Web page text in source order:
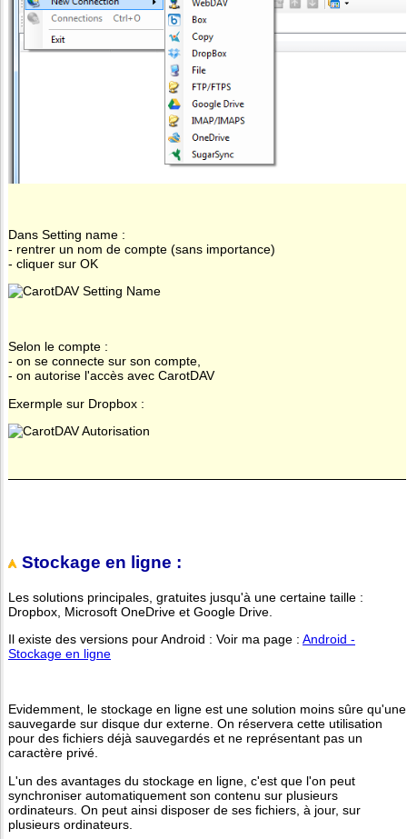
Dans Setting name :
- rentrer un nom de compte (sans importance)
- cliquer sur OK
Selon le compte :
- on se connecte sur son compte,
- on autorise l'accès avec CarotDAV
Exermple sur Dropbox :
Stockage en ligne :
Les solutions principales, gratuites jusqu'à une certaine taille :
Dropbox, Microsoft OneDrive et Google Drive.
Il existe des versions pour Android : Voir ma page : Android -
Stockage en ligne
Evidemment, le stockage en ligne est une solution moins sûre qu'une
sauvegarde sur disque dur externe. On réservera cette utilisation
pour des fichiers déjà sauvegardés et ne représentant pas un
caractère privé.
L'un des avantages du stockage en ligne, c'est que l'on peut
synchroniser automatiquement son contenu sur plusieurs
ordinateurs. On peut ainsi disposer de ses fichiers, à jour, sur
plusieurs ordinateurs.